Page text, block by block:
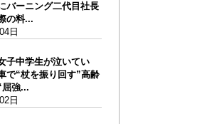
バーニング二代目社長
の料...
日
子中学生が泣いてい
で“杖を振り回す”高齢
屈強...
日